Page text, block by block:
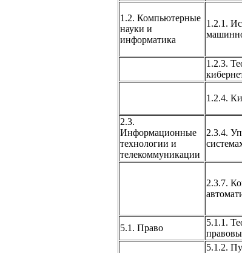
1.2. Компьютерные
науки и
информатика
1.2.1.
1.2.3.
1.2.4.
2.3.
Информационные
технологии и
телекоммуникации
2.3.4.
2.3.7.
5.1. Право
5.1.1.
5.1.2.